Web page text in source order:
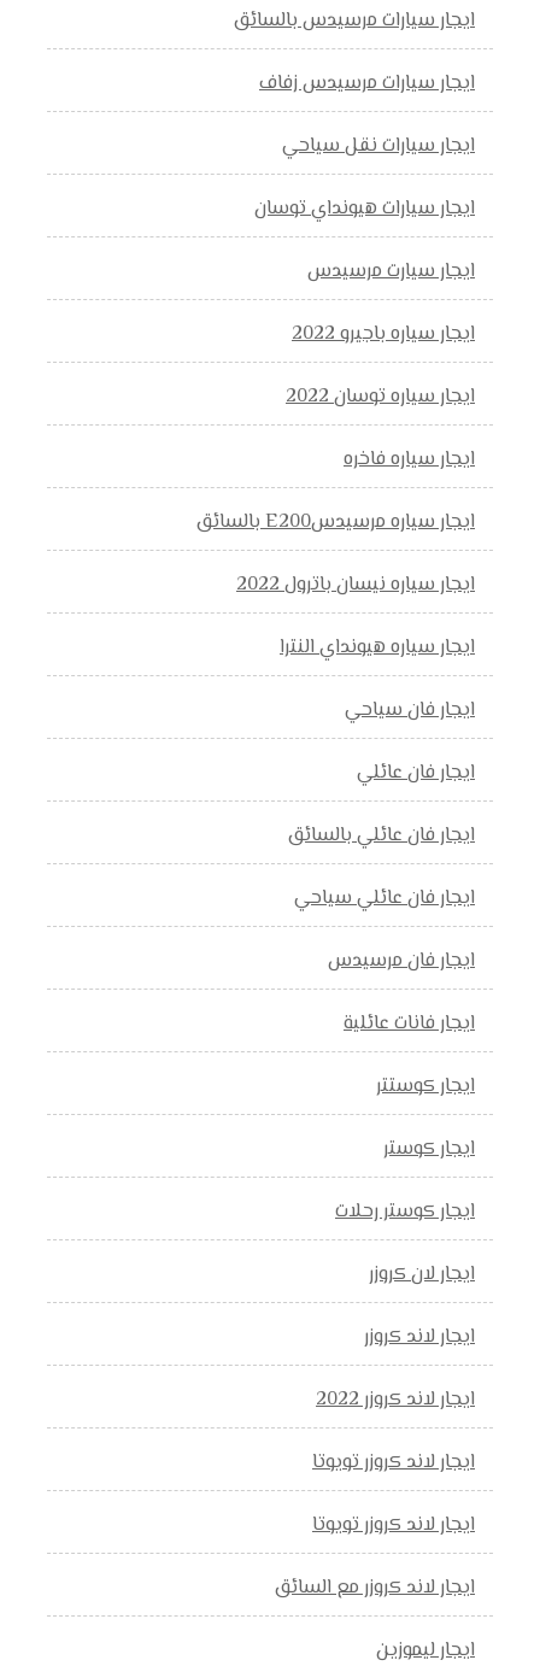
ايجار سيارات مرسيدس بالسائق
ايجار سيارات مرسيدس زفاف
ايجار سيارات نقل سياحي
ايجار سيارات هيونداي توسان
ايجار سيارت مرسيدس
ايجار سياره باجيرو 2022
ايجار سياره توسان 2022
ايجار سياره فاخره
ايجار سياره مرسيدسE200 بالسائق
ايجار سياره نيسان باترول 2022
ايجار سياره هيونداي النترا
ايجار فان سياحي
ايجار فان عائلي
ايجار فان عائلي بالسائق
ايجار فان عائلي سياحي
ايجار فان مرسيدس
ايجار فانات عائلية
ايجار كوستتر
ايجار كوستر
ايجار كوستر رحلات
ايجار لان كروزر
ايجار لاند كروزر
ايجار لاند كروزر 2022
ايجار لاند كروزر تويوتا
ايجار لاند كروزر تويوتا
ايجار لاند كروزر مع السائق
ايجار ليموزين